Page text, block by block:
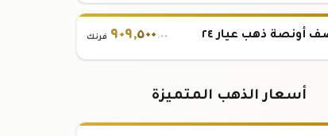
أونصة ذهب عيار ٢٤ ٩٠٩,٥٠٠ .٠٠ فرنك
أسعار الذهب المتميزة